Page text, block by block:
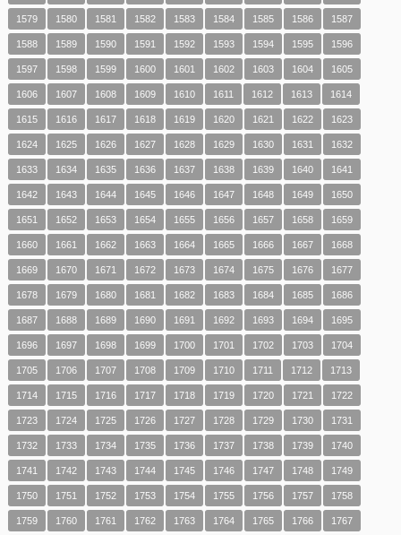
1579 1580 1581 1582 1583 1584 1585 1586 1587
1588 1589 1590 1591 1592 1593 1594 1595 1596
1597 1598 1599 1600 1601 1602 1603 1604 1605
1606 1607 1608 1609 1610 1611 1612 1613 1614
1615 1616 1617 1618 1619 1620 1621 1622 1623
1624 1625 1626 1627 1628 1629 1630 1631 1632
1633 1634 1635 1636 1637 1638 1639 1640 1641
1642 1643 1644 1645 1646 1647 1648 1649 1650
1651 1652 1653 1654 1655 1656 1657 1658 1659
1660 1661 1662 1663 1664 1665 1666 1667 1668
1669 1670 1671 1672 1673 1674 1675 1676 1677
1678 1679 1680 1681 1682 1683 1684 1685 1686
1687 1688 1689 1690 1691 1692 1693 1694 1695
1696 1697 1698 1699 1700 1701 1702 1703 1704
1705 1706 1707 1708 1709 1710 1711 1712 1713
1714 1715 1716 1717 1718 1719 1720 1721 1722
1723 1724 1725 1726 1727 1728 1729 1730 1731
1732 1733 1734 1735 1736 1737 1738 1739 1740
1741 1742 1743 1744 1745 1746 1747 1748 1749
1750 1751 1752 1753 1754 1755 1756 1757 1758
1759 1760 1761 1762 1763 1764 1765 1766 1767